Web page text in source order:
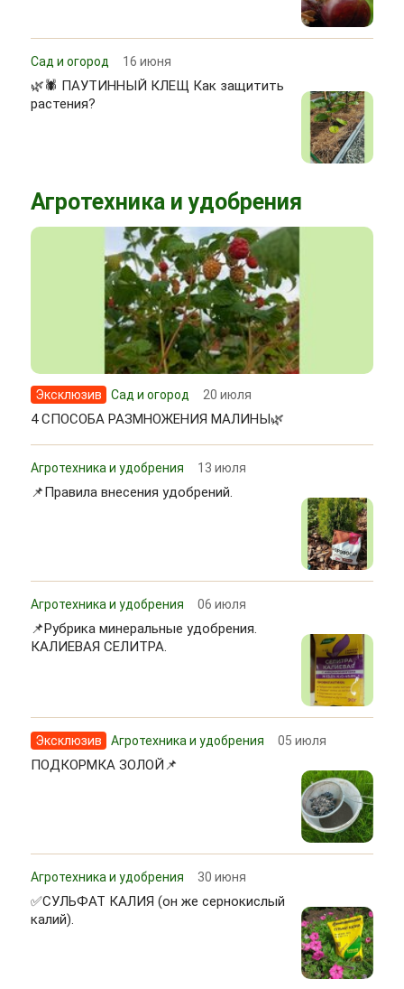
Сад и огород 16 июня
🌿🕷 ПАУТИННЫЙ КЛЕЩ Как защитить
растения?
Агротехника и удобрения
Эксклюзив Сад и огород 20 июля
4 СПОСОБА РАЗМНОЖЕНИЯ МАЛИНЫ🌿
Агротехника и удобрения 13 июля
📌Правила внесения удобрений.
Агротехника и удобрения 06 июля
📌Рубрика минеральные удобрения.
КАЛИЕВАЯ СЕЛИТРА.
Эксклюзив Агротехника и удобрения 05 июля
ПОДКОРМКА ЗОЛОЙ📌
Агротехника и удобрения 30 июня
✅СУЛЬФАТ КАЛИЯ (он же сернокислый
калий).